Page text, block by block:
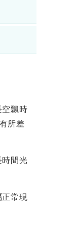
空飄時
所差
時間光
常現